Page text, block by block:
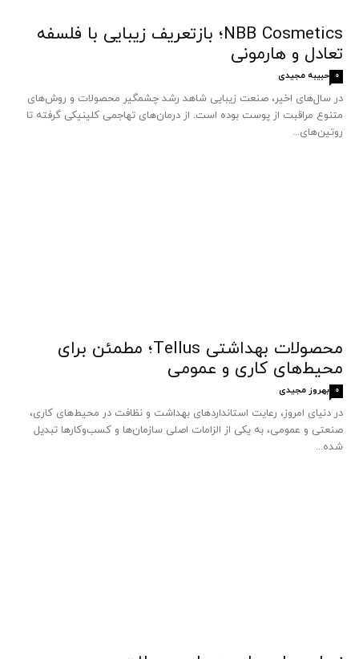
NBB Cosmetics؛ بازتعریف زیبایی با فلسفه
تعادل و هارمونی
حبیبه مجیدی 0
در سال‌های اخیر، صنعت زیبایی شاهد رشد چشمگیر محصولات و روش‌های
متنوع مراقبت از پوست بوده است. از درمان‌های تهاجمی کلینیکی گرفته تا
روتین‌های...
محصولات بهداشتی Tellus؛ مطمئن برای
محیط‌های کاری و عمومی
بهروز مجیدی 0
در دنیای امروز، رعایت استانداردهای بهداشت و نظافت در محیط‌های کاری،
صنعتی و عمومی، به یکی از الزامات اصلی سازمان‌ها و کسب‌وکارها تبدیل
شده...